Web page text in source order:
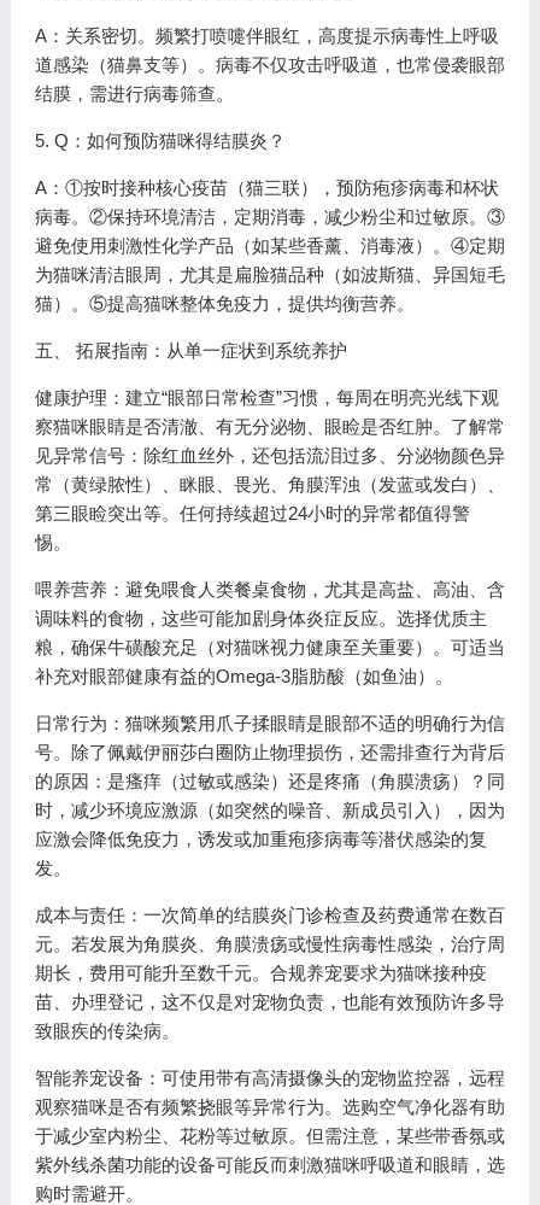
A：关系密切。频繁打喷嚏伴眼红，高度提示病毒性上呼吸
道感染（猫鼻支等）。病毒不仅攻击呼吸道，也常侵袭眼部
结膜，需进行病毒筛查。
5. Q：如何预防猫咪得结膜炎？
A：①按时接种核心疫苗（猫三联），预防疱疹病毒和杯状
病毒。②保持环境清洁，定期消毒，减少粉尘和过敏原。③
避免使用刺激性化学产品（如某些香薰、消毒液）。④定期
为猫咪清洁眼周，尤其是扁脸猫品种（如波斯猫、异国短毛
猫）。⑤提高猫咪整体免疫力，提供均衡营养。
五、 拓展指南：从单一症状到系统养护
健康护理：建立“眼部日常检查”习惯，每周在明亮光线下观
察猫咪眼睛是否清澈、有无分泌物、眼睑是否红肿。了解常
见异常信号：除红血丝外，还包括流泪过多、分泌物颜色异
常（黄绿脓性）、眯眼、畏光、角膜浑浊（发蓝或发白）、
第三眼睑突出等。任何持续超过24小时的异常都值得警
惕。
喂养营养：避免喂食人类餐桌食物，尤其是高盐、高油、含
调味料的食物，这些可能加剧身体炎症反应。选择优质主
粮，确保牛磺酸充足（对猫咪视力健康至关重要）。可适当
补充对眼部健康有益的Omega-3脂肪酸（如鱼油）。
日常行为：猫咪频繁用爪子揉眼睛是眼部不适的明确行为信
号。除了佩戴伊丽莎白圈防止物理损伤，还需排查行为背后
的原因：是瘙痒（过敏或感染）还是疼痛（角膜溃疡）？同
时，减少环境应激源（如突然的噪音、新成员引入），因为
应激会降低免疫力，诱发或加重疱疹病毒等潜伏感染的复
发。
成本与责任：一次简单的结膜炎门诊检查及药费通常在数百
元。若发展为角膜炎、角膜溃疡或慢性病毒性感染，治疗周
期长，费用可能升至数千元。合规养宠要求为猫咪接种疫
苗、办理登记，这不仅是对宠物负责，也能有效预防许多导
致眼疾的传染病。
智能养宠设备：可使用带有高清摄像头的宠物监控器，远程
观察猫咪是否有频繁挠眼等异常行为。选购空气净化器有助
于减少室内粉尘、花粉等过敏原。但需注意，某些带香氛或
紫外线杀菌功能的设备可能反而刺激猫咪呼吸道和眼睛，选
购时需避开。